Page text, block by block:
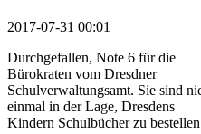
2017-07-31 00:01
Durchgefallen, Note 6 für die
Bürokraten vom Dresdner
Schulverwaltungsamt. Sie sind
einmal in der Lage, Dresdens
Kindern Schulbücher zu